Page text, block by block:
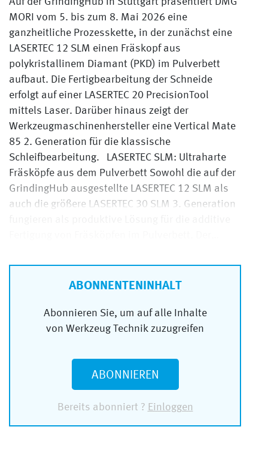
Auf der GrindingHub in Stuttgart präsentiert DMG
MORI vom 5. bis zum 8. Mai 2026 eine
ganzheitliche Prozesskette, in der zunächst eine
LASERTEC 12 SLM einen Fräskopf aus
polykristallinem Diamant (PKD) im Pulverbett
aufbaut. Die Fertigbearbeitung der Schneide
erfolgt auf einer LASERTEC 20 PrecisionTool
mittels Laser. Darüber hinaus zeigt der
Werkzeugmaschinenhersteller eine Vertical Mate
85 2. Generation für die klassische
Schleifbearbeitung. LASERTEC SLM: Ultraharte
Fräsköpfe aus dem Pulverbett Sowohl die auf der
GrindingHub ausgestellte LASERTEC 12 SLM als
auch die größere LASERTEC 30 SLM 3. Generation
ABONNENTENINHALT
Abonnieren Sie, um auf alle Inhalte
von Werkzeug Technik zuzugreifen
ABONNIEREN
Bereits abonniert ? Einloggen